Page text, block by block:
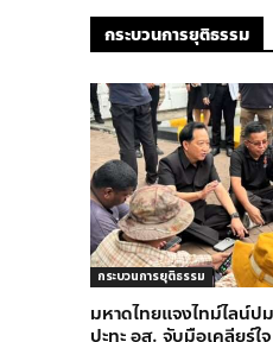
กระบวนการยุติธรรม
กระบวนการยุติธรรม
มหาดไทยแจงไทม์ไลน์ป